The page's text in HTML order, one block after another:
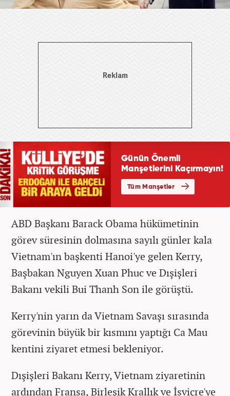
ABD Başkanı Barack Obama hükümetinin
görev süresinin dolmasına sayılı günler kala
Vietnam'ın başkenti Hanoi'ye gelen Kerry,
Başbakan Nguyen Xuan Phuc ve Dışişleri
Bakanı vekili Bui Thanh Son ile görüştü.
Kerry'nin yarın da Vietnam Savaşı sırasında
görevinin büyük bir kısmını yaptığı Ca Mau
kentini ziyaret etmesi bekleniyor.
Dışişleri Bakanı Kerry, Vietnam ziyaretinin
ardından Fransa, Birleşik Krallık ve İsviçre'ye